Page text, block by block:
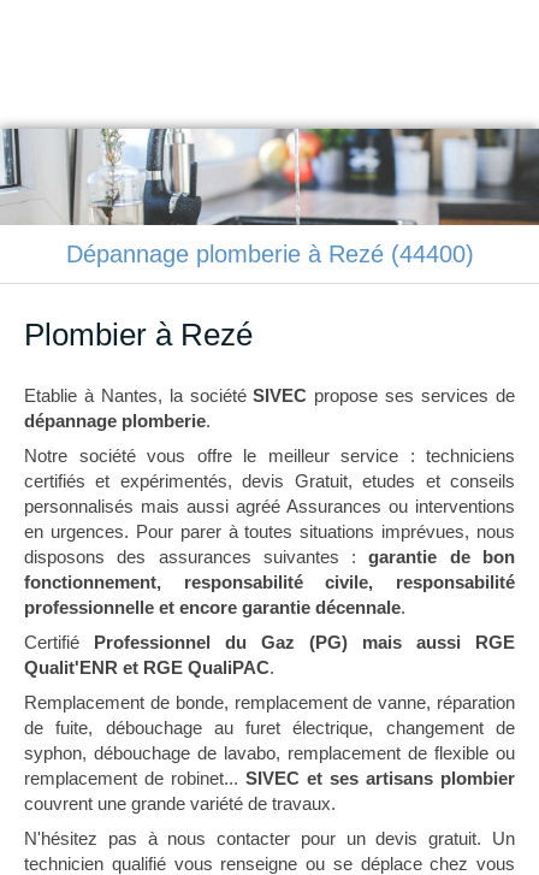
Dépannage plomberie à Rezé (44400)
Plombier à Rezé
Etablie à Nantes, la sociétéSIVEC propose ses services de
dépannage plomberie.
Notre société vous offre le meilleur service : techniciens
certifiés et expérimentés, devis Gratuit, etudes et conseils
personnalisés mais aussi agréé Assurances ou interventions
en urgences. Pour parer à toutes situations imprévues, nous
disposons des assurances suivantes :garantie de bon
fonctionnement, responsabilité civile, responsabilité
professionnelle et encore garantie décennale.
Certifié Professionnel du Gaz (PG) mais aussi RGE
Qualit'ENR et RGE QualiPAC.
Remplacement de bonde, remplacement de vanne, réparation
de fuite, débouchage au furet électrique, changement de
syphon, débouchage de lavabo, remplacement de flexible ou
remplacement de robinet... SIVEC et ses artisans plombier
couvrent une grande variété de travaux.
N'hésitez pas à nous contacter pour un devis gratuit. Un
technicien qualifié vous renseigne ou se déplace chez vous